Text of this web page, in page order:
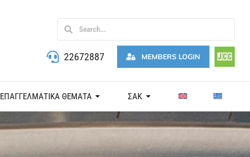
22672887 MEMBERS LOGIN
ΕΠΑΓΓΕΛΜΑΤΙΚΑ ΘΕΜΑΤΑ ΣΑΚ